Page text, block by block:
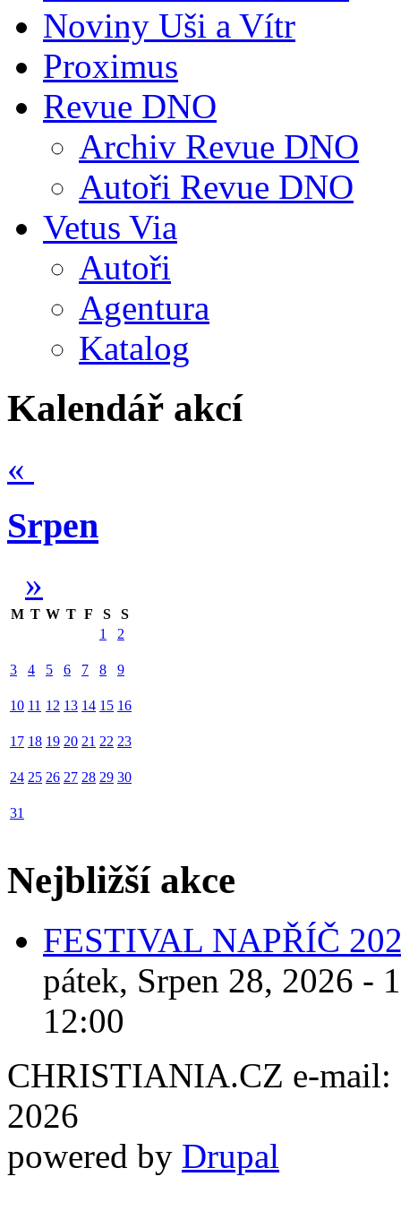
Noviny Uši a Vítr
Proximus
Revue DNO
Archiv Revue DNO
Autoři Revue DNO
Vetus Via
Autoři
Agentura
Katalog
Kalendář akcí
«
Srpen
»
M T W T F S
S
1
2
3 4 5 6 7 8 9
10 11 12 13 14 15 16
17 18 19 20 21 22 23
24 25 26 27 28 29 30
31
Nejbližší akce
FESTIVAL NAPŘÍČ
pátek, Srpen 28, 2026 -
12:00
CHRISTIANIA.CZ e-mail:
2026
powered by Drupal